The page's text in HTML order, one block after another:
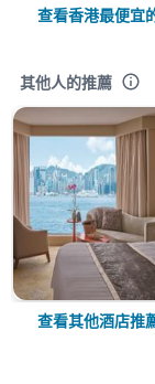
查看香港最便宜
其他人的推薦
查看其他酒店推